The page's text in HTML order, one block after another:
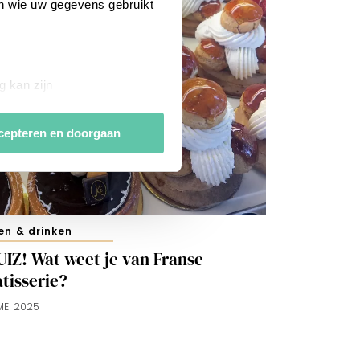
wie uw gegevens gebruikt
kan zijn
detailgedeelte
analytische en
van derde partijen om
te stemmen. Je kunt je
het gebruik van alle
en doorgaan
& drinken
Wat weet je van Franse
2025